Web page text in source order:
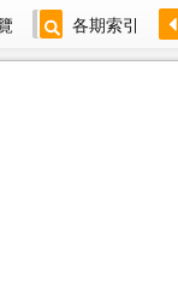
各期索引